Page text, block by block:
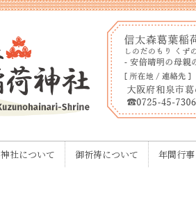
神社について 御祈祷について 年間行事